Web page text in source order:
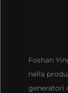
Foshan
nella
generatori